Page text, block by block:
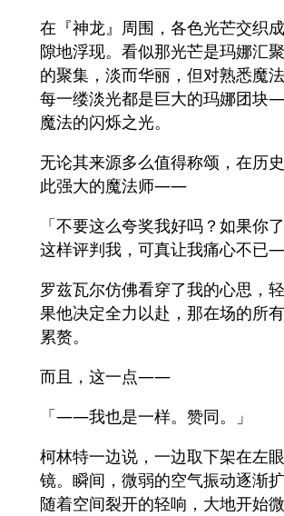
在『神龙』周围，各色光芒交织
隙地浮现。看似那光芒是玛娜汇
的聚集，淡而华丽，但对熟悉魔
每一缕淡光都是巨大的玛娜团
魔法的闪烁之光。
无论其来源多么值得称颂，在历
此强大的魔法师——
「不要这么夸奖我好吗？如果你
这样评判我，可真让我痛心不已
罗兹瓦尔仿佛看穿了我的心思，
果他决定全力以赴，那在场的所
累赘。
而且，这一点——
「——我也是一样。赞同。」
柯林特一边说，一边取下架在左
镜。瞬间，微弱的空气振动逐渐
随着空间裂开的轻响，大地开始微